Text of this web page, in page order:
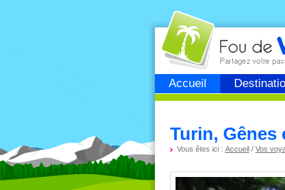
Accueil
Fou devoyage
Turin, Gênes
Vous êtes ici : Accueil/ Vos